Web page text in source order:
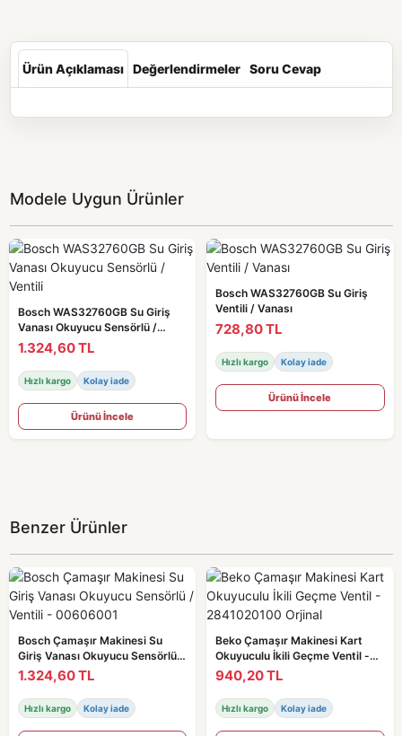
Ürün Açıklaması Değerlendirmeler Soru Cevap
Modele Uygun Ürünler
Bosch WAS32760GB Su Giriş
Vanası Okuyucu Sensörlü /
Ventili
1.324,60 TL
Hızlı kargo Kolay iade
Ürünü İncele
Bosch WAS32760GB Su Giriş
Ventili / Vanası
728,80 TL
Hızlı kargo Kolay iade
Ürünü İncele
Benzer Ürünler
Bosch Çamaşır Makinesi Su
Giriş Vanası Okuyucu Sensörlü /
Ventili - 00606001
1.324,60 TL
Hızlı kargo Kolay iade
Beko Çamaşır Makinesi Kart
Okuyuculu İkili Geçme Ventil -
2841020100 Orjinal
940,20 TL
Hızlı kargo Kolay iade